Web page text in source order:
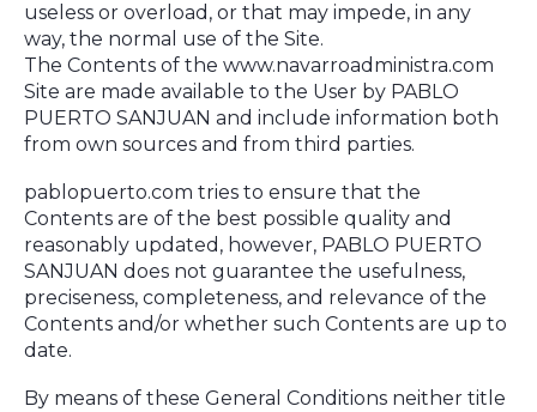
useless or overload, or that may impede, in any
way, the normal use of the Site.
The Contents of the www.navarroadministra.com
Site are made available to the User by PABLO
PUERTO SANJUAN and include information both
from own sources and from third parties.
pablopuerto.com tries to ensure that the
Contents are of the best possible quality and
reasonably updated, however, PABLO PUERTO
SANJUAN does not guarantee the usefulness,
preciseness, completeness, and relevance of the
Contents and/or whether such Contents are up to
date.
By means of these General Conditions neither title